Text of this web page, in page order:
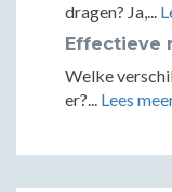
dragen? Ja,...
Effectieve
Welke
er?... Lees